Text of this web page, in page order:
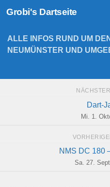
Zum Inhalt springen
Grobi's Dartseite
ALLE INFOS RUND UM
NEUMÜNSTER UND
Dart-
Mi. 1.
NMS DC 180
Sa. 27.